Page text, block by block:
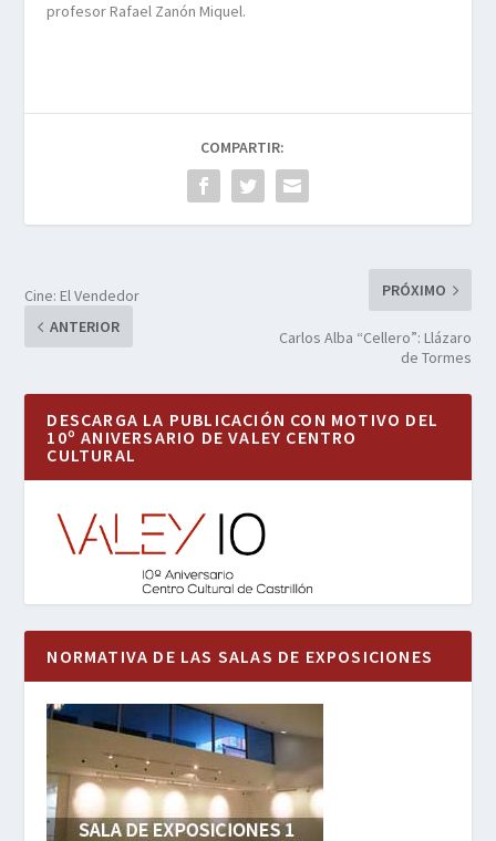
profesor Rafael Zanón Miquel.
COMPARTIR:
Cine: El Vendedor
ANTERIOR
PRÓXIMO
Carlos Alba “Cellero”: Llázaro
de Tormes
DESCARGA LA PUBLICACIÓN CON MOTIVO DEL
10º ANIVERSARIO DE VALEY CENTRO
CULTURAL
NORMATIVA DE LAS SALAS DE EXPOSICIONES